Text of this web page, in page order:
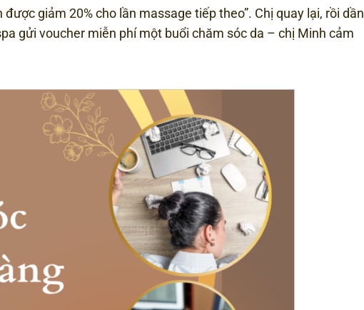
giảm 20% cho lần massage tiếp theo”. Chị quay lại, rồi dần
gửi voucher miễn phí một buổi chăm sóc da – chị Minh cảm